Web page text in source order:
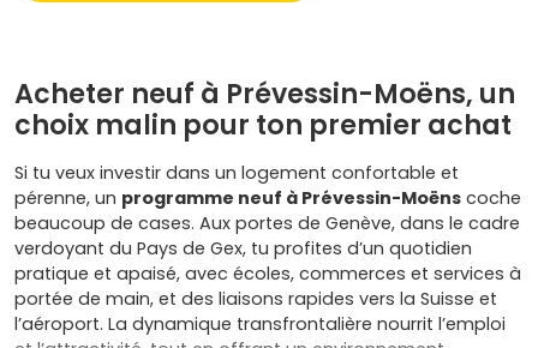
Acheter neuf à Prévessin-Moëns, un
choix malin pour ton premier achat
Si tu veux investir dans un logement confortable et
pérenne, un programme neuf à Prévessin-Moëns coche
beaucoup de cases. Aux portes de Genève, dans le cadre
verdoyant du Pays de Gex, tu profites d’un quotidien
pratique et apaisé, avec écoles, commerces et services à
portée de main, et des liaisons rapides vers la Suisse et
l’aéroport. La dynamique transfrontalière nourrit l’emploi